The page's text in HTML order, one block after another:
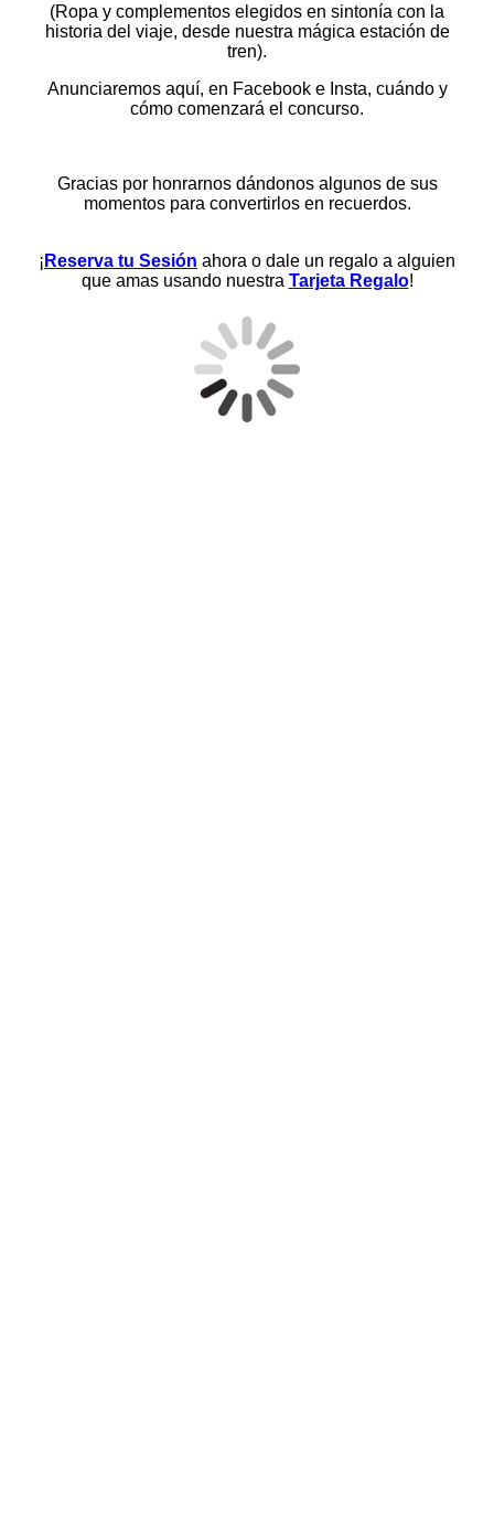
(Ropa y complementos elegidos en sintonía con la
historia del viaje, desde nuestra mágica estación de
tren).
Anunciaremos aquí, en Facebook e Insta, cuándo y
cómo comenzará el concurso.
Gracias por honrarnos dándonos algunos de sus
momentos para convertirlos en recuerdos.
¡ Reserva tu Sesión ahora o dale un regalo a alguien
que amas usando nuestra Tarjeta Regalo!